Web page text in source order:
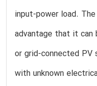
input-power load.
advantage that it can
or grid-connected PV
with unknown